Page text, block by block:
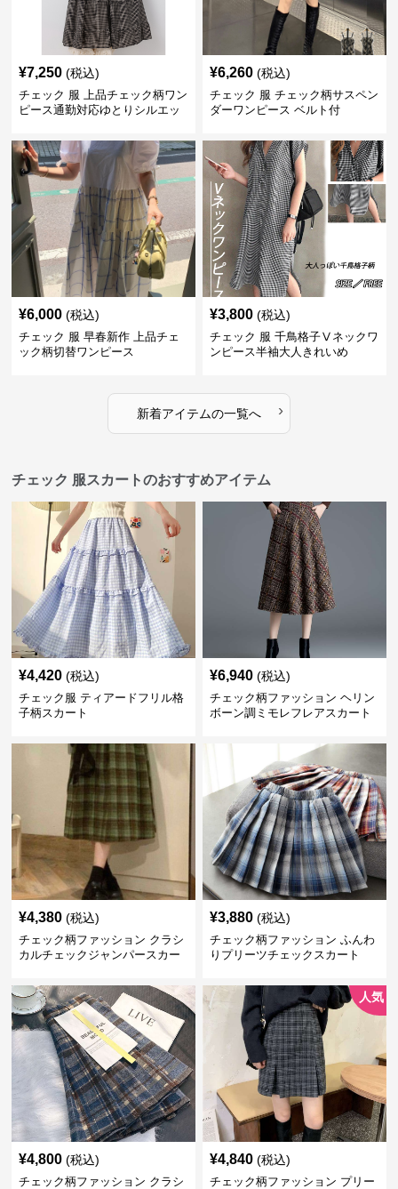
¥7,250 (税込)
チェック 服 上品チェック柄ワン
ピース通勤対応ゆとりシルエッ
¥6,260 (税込)
チェック 服 チェック柄サスペン
ダーワンピース ベルト付
¥6,000 (税込)
チェック 服 早春新作 上品チェ
ック柄切替ワンピース
¥3,800 (税込)
チェック 服 千鳥格子Ⅴネックワ
ンピース半袖大人きれいめ
新着アイテムの一覧へ ›
チェック 服スカートのおすすめアイテム
¥4,420 (税込)
チェック服 ティアードフリル格
子柄スカート
¥6,940 (税込)
チェック柄ファッション ヘリン
ボーン調ミモレフレアスカート
¥4,380 (税込)
チェック柄ファッション クラシ
カルチェックジャンパースカー
¥3,880 (税込)
チェック柄ファッション ふんわ
りプリーツチェックスカート
¥4,800 (税込)
チェック柄ファッション クラシ
人気
¥4,840 (税込)
チェック柄ファッション プリー